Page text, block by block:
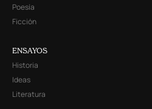
Poesía
Ficción
ENSAYOS
Historia
Ideas
Literatura